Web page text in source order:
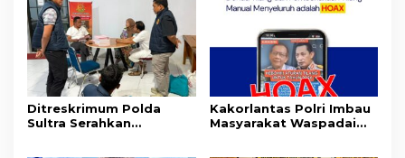
Ditreskrimum Polda
Sultra Serahkan
Kakorlantas Polri Imbau
Masyarakat Waspadai